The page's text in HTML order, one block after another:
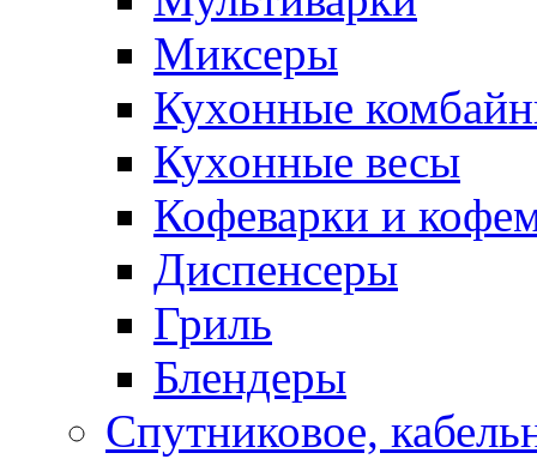
Миксеры
Кухонные
Кухонные весы
Кофеварки и
Диспенсеры
Гриль
Блендеры
Спутниковое,